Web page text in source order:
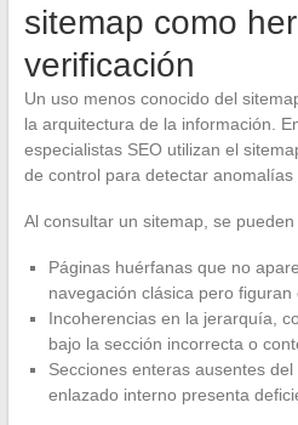
sitemap como
verificación
Un uso menos conocido del
la arquitectura de la información.
especialistas SEO utilizan el
de control para detectar anomalías
Al consultar un sitemap, se
Páginas huérfanas que no
navegación clásica pero figuran
Incoherencias en la jerarquía,
bajo la sección incorrecta o
Secciones enteras ausentes
enlazado interno presenta